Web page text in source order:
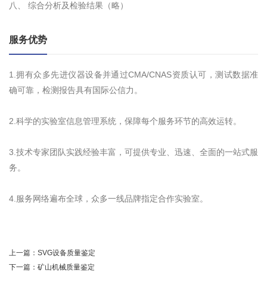
八、 综合分析及检验结果（略）
服务优势
1.拥有众多先进仪器设备并通过CMA/CNAS资质认可，测试数据准
确可靠，检测报告具有国际公信力。
2.科学的实验室信息管理系统，保障每个服务环节的高效运转。
3.技术专家团队实践经验丰富，可提供专业、迅速、全面的一站式服
务。
4.服务网络遍布全球，众多一线品牌指定合作实验室。
上一篇： SVG设备质量鉴定
下一篇： 矿山机械质量鉴定